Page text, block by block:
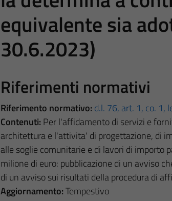
equivalente sia
30.6.2023)
Riferimenti normativi
Riferimento normativo: d.l. 76, art. 1, co. 1,
Contenuti: Per l'affidamento di servizi e
architettura e l'attivita' di progettazione, di
alle soglie comunitarie e di lavori di importo
milione di euro: pubblicazione di un avviso
di un avviso sui risultati della procedura di
Aggiornamento:Tempestivo